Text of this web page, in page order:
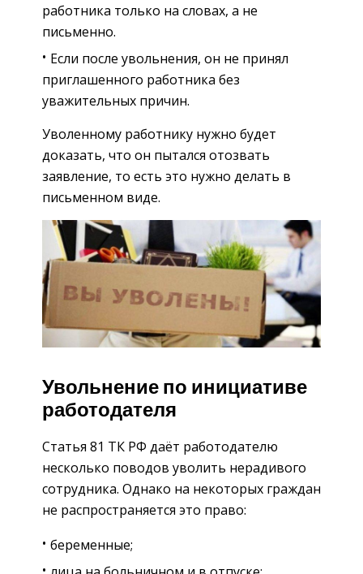
работника только на словах, а не
письменно.
Если после увольнения, он не принял
приглашенного работника без
уважительных причин.
Уволенному работнику нужно будет
доказать, что он пытался отозвать
заявление, то есть это нужно делать в
письменном виде.
Увольнение по инициативе
работодателя
Статья 81 ТК РФ даёт работодателю
несколько поводов уволить нерадивого
сотрудника. Однако на некоторых граждан
не распространяется это право:
беременные;